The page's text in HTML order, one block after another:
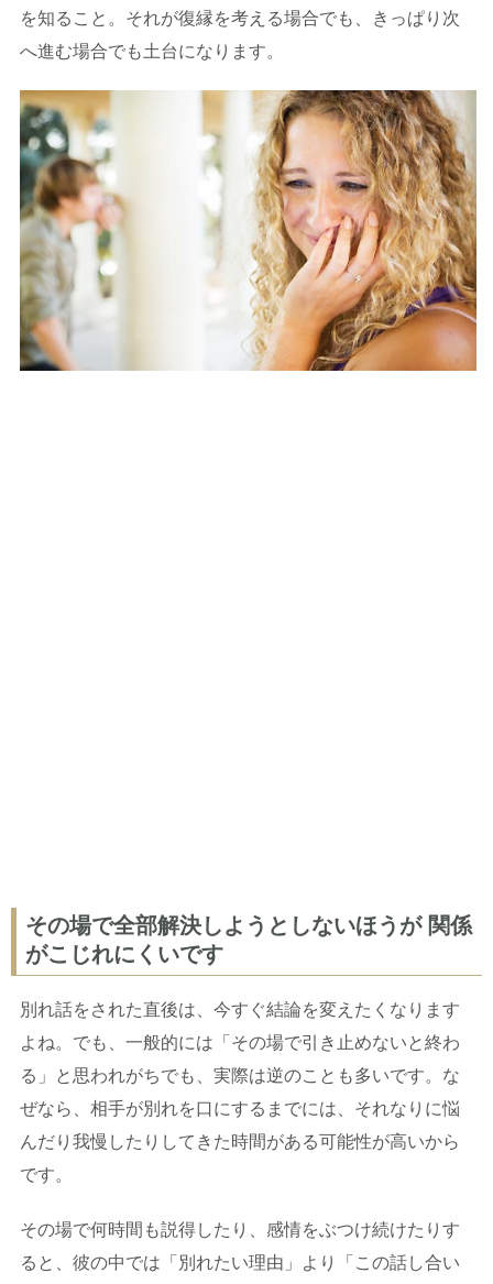
を知ること。それが復縁を考える場合でも、きっぱり次
へ進む場合でも土台になります。
その場で全部解決しようとしないほうが 関係
がこじれにくいです
別れ話をされた直後は、今すぐ結論を変えたくなります
よね。でも、一般的には「その場で引き止めないと終わ
る」と思われがちでも、実際は逆のことも多いです。な
ぜなら、相手が別れを口にするまでには、それなりに悩
んだり我慢したりしてきた時間がある可能性が高いから
です。
その場で何時間も説得したり、感情をぶつけ続けたりす
ると、彼の中では「別れたい理由」より「この話し合い